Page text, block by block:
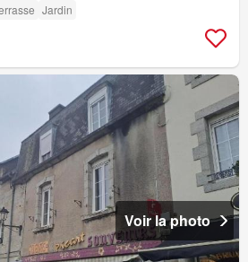
Jardin
Voir la photo